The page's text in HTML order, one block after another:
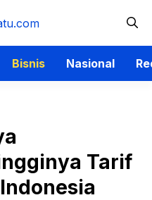
Bisnis Nasional
Tarif